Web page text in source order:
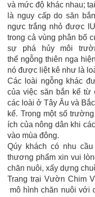
và mức độ khác nhau;
là nguy cấp do săn
ngực trắng nhỏ được
trong cả vùng phân bố
sự phá hủy môi
thể ngỗng thiên nga
nó được liệt kê như là
Các loài ngỗng khác
của việc săn bắn kể từ
các loài ở Tây Âu và
kể. Trong một số
ích của nông dân khi
vào mùa đông.
Qúy khách có nhu
thương phẩm xin vui
chăn nuôi, xấy dựng
Trang trại Vườn Chim
mô hình chăn nuôi với